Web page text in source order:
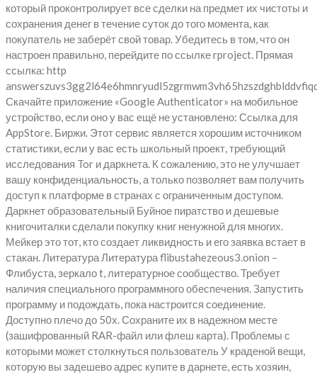
который проконтролирует все сделки на предмет их чистоты и
сохранения денег в течение суток до того момента, как
покупатель не заберёт свой товар. Убедитесь в том, что он
настроен правильно, перейдите по ссылке rproject. Прямая
ссылка: http
Скачайте приложение «Google Authenticator» на мобильное
устройство, если оно у вас ещё не установлено: Ссылка для
AppStore. Биржи. Этот сервис является хорошим источником
статистики, если у вас есть школьный проект, требующий
исследования Tor и даркнета. К сожалению, это не улучшает
вашу конфиденциальность, а только позволяет вам получить
доступ к платформе в странах с ограниченным доступом.
Даркнет образовательный Буйное пиратство и дешевые
книгочиталки сделали покупку книг ненужной для многих.
Мейкер это тот, кто создает ликвидность и его заявка встает в
стакан. Литература Литература flibustahezeous3.onion –
Флибуста, зеркало t, литературное сообщество. Требует
наличия специального программного обеспечения. Запустить
программу и подождать, пока настроится соединение.
Доступно плечо до 50х. Сохраните их в надежном месте
(зашифрованный RAR-файл или флеш карта). Проблемы с
которыми может столкнуться пользователь У краденой вещи,
которую вы задешево адрес купите в дарнете, есть хозяин,